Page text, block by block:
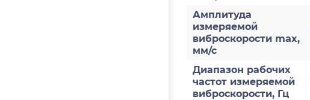
Амплитуда
измеряемой
виброскорости max,
мм/с
Диапазон рабочих
частот измеряемой
виброскорости, Гц